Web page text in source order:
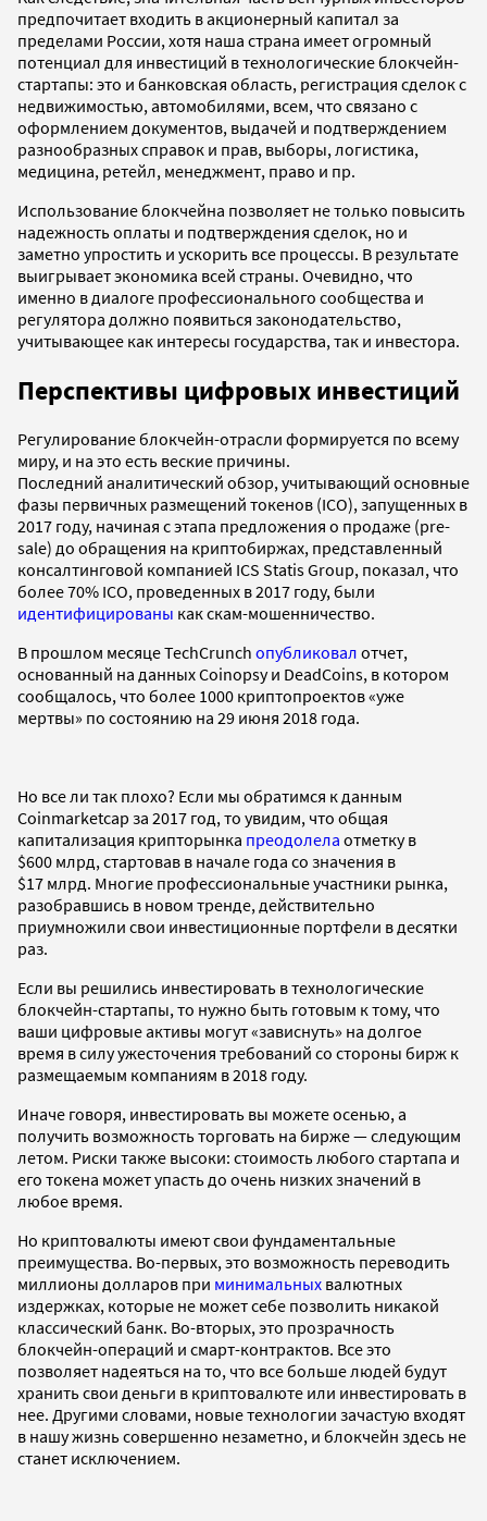
предпочитает входить в акционерный капитал за
пределами России, хотя наша страна имеет огромный
потенциал для инвестиций в технологические блокчейн-
стартапы: это и банковская область, регистрация сделок с
недвижимостью, автомобилями, всем, что связано с
оформлением документов, выдачей и подтверждением
разнообразных справок и прав, выборы, логистика,
медицина, ретейл, менеджмент, право и пр.
Использование блокчейна позволяет не только повысить
надежность оплаты и подтверждения сделок, но и
заметно упростить и ускорить все процессы. В результате
выигрывает экономика всей страны. Очевидно, что
именно в диалоге профессионального сообщества и
регулятора должно появиться законодательство,
учитывающее как интересы государства, так и инвестора.
Перспективы цифровых инвестиций
Регулирование блокчейн-отрасли формируется по всему
миру, и на это есть веские причины.
Последний аналитический обзор, учитывающий основные
фазы первичных размещений токенов (ICO), запущенных в
2017 году, начиная с этапа предложения о продаже (pre-
sale) до обращения на криптобиржах, представленный
консалтинговой компанией ICS Statis Group, показал, что
более 70% ICO, проведенных в 2017 году, были
идентифицированы как скам-мошенничество.
В прошлом месяце TechCrunch опубликовал отчет,
основанный на данных Coinopsy и DeadCoins, в котором
сообщалось, что более 1000 криптопроектов «уже
мертвы» по состоянию на 29 июня 2018 года.
Но все ли так плохо? Если мы обратимся к данным
Coinmarketcap за 2017 год, то увидим, что общая
капитализация крипторынка преодолела отметку в
$600 млрд, стартовав в начале года со значения в
$17 млрд. Многие профессиональные участники рынка,
разобравшись в новом тренде, действительно
приумножили свои инвестиционные портфели в десятки
раз.
Если вы решились инвестировать в технологические
блокчейн-стартапы, то нужно быть готовым к тому, что
ваши цифровые активы могут «зависнуть» на долгое
время в силу ужесточения требований со стороны бирж к
размещаемым компаниям в 2018 году.
Иначе говоря, инвестировать вы можете осенью, а
получить возможность торговать на бирже — следующим
летом. Риски также высоки: стоимость любого стартапа и
его токена может упасть до очень низких значений в
любое время.
Но криптовалюты имеют свои фундаментальные
преимущества. Во-первых, это возможность переводить
миллионы долларов при минимальных валютных
издержках, которые не может себе позволить никакой
классический банк. Во-вторых, это прозрачность
блокчейн-операций и смарт-контрактов. Все это
позволяет надеяться на то, что все больше людей будут
хранить свои деньги в криптовалюте или инвестировать в
нее. Другими словами, новые технологии зачастую входят
в нашу жизнь совершенно незаметно, и блокчейн здесь не
станет исключением.